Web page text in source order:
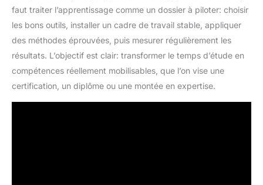
faut traiter l’apprentissage comme un dossier à piloter: choisir
les bons outils, installer un cadre de travail stable, appliquer
des méthodes éprouvées, puis mesurer régulièrement les
résultats. L’objectif est clair: transformer le temps d’étude en
compétences réellement mobilisables, que l’on vise une
certification, un diplôme ou une montée en expertise.